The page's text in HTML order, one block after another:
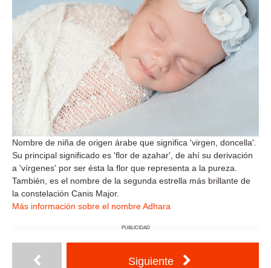
Nombre de niña de origen árabe que significa 'virgen, doncella'.
Su principal significado es 'flor de azahar', de ahí su derivación
a 'vírgenes' por ser ésta la flor que representa a la pureza.
También, es el nombre de la segunda estrella más brillante de
la constelación Canis Major.
Más información sobre el nombre Adhara
PUBLICIDAD
Siguiente